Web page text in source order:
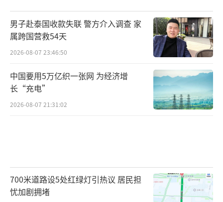
能够来谈。实际上打了孩子的事情，不能承
认，是有蛮多疑点的。刚过来一到两周，厌学
的情绪是肯定有的。”
协商下来，郑老师表示，接下来让谢女士
的孩子，再尝试来学习中心上课，如果孩子实
在不愿意来，那就做退款处理。
男子赴泰国收款失联 警方介入调查 家
属跨国营救54天
2026-08-07 23:46:50
中国要用5万亿织一张网 为经济增
长“充电”
2026-08-07 21:31:02
700米道路设5处红绿灯引热议 居民担
忧加剧拥堵